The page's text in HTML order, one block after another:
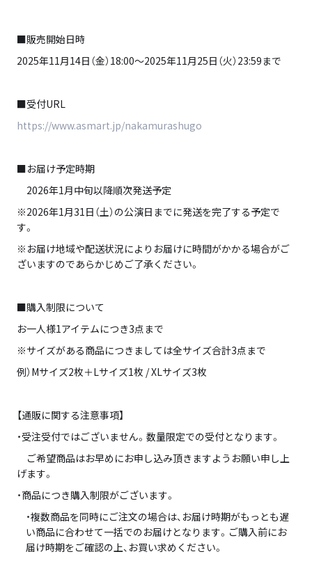
■販売開始日時
2025年11月14日（金）18:00～2025年11月25日（火）23:59まで
■受付URL
https://www.asmart.jp/nakamurashugo
■お届け予定時期
2026年1月中旬以降順次発送予定
※2026年1月31日（土）の公演日までに発送を完了する予定で
す。
※お届け地域や配送状況によりお届けに時間がかかる場合がご
ざいますのであらかじめご了承ください。
■購入制限について
お一人様1アイテムにつき3点まで
※サイズがある商品につきましては全サイズ合計3点まで
例）Mサイズ2枚＋Lサイズ1枚 / XLサイズ3枚
【通販に関する注意事項】
・受注受付ではございません。数量限定での受付となります。
ご希望商品はお早めにお申し込み頂きますようお願い申し上
げます。
・商品につき購入制限がございます。
・複数商品を同時にご注文の場合は、お届け時期がもっとも遅
い商品に合わせて一括でのお届けとなります。ご購入前にお
届け時期をご確認の上、お買い求めください。